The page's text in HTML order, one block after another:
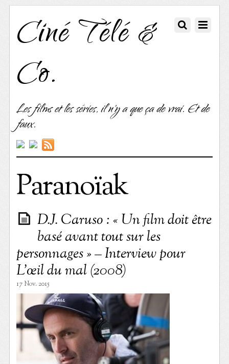
Ciné Télé &
Co.
Les films et les séries, il n'y a que ça de vrai. Et de
faux.
Paranoïak
D.J. Caruso : « Un film doit être
basé avant tout sur les
personnages » – Interview pour
L’œil du mal (2008)
17 Nov. 2015